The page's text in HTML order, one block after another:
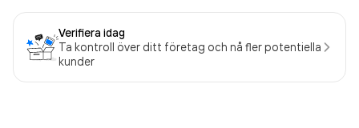
Verifiera idag
Ta kontroll över ditt företag och nå fler potentiella
kunder